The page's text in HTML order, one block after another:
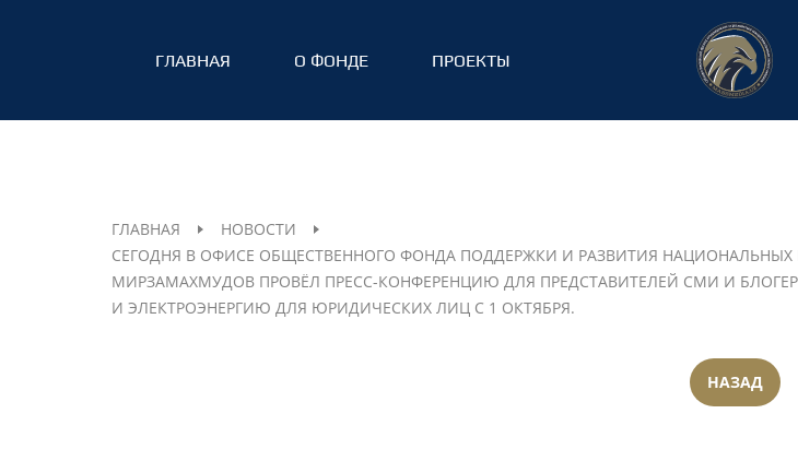
ГЛАВНАЯ О ФОНДЕ ПРОЕКТЫ
ГЛАВНАЯ
НОВОСТИ
СЕГОДНЯ В ОФИСЕ ОБЩЕСТВЕННОГО ФОНДА ПОДДЕРЖКИ И РАЗВИТИЯ
МИРЗАМАХМУДОВ ПРОВЁЛ ПРЕСС-КОНФЕРЕНЦИЮ ДЛЯ ПРЕДСТАВИТЕЛЕЙ СМИ И
И ЭЛЕКТРОЭНЕРГИЮ ДЛЯ ЮРИДИЧЕСКИХ ЛИЦ С 1 ОКТЯБРЯ.
НАЗАД